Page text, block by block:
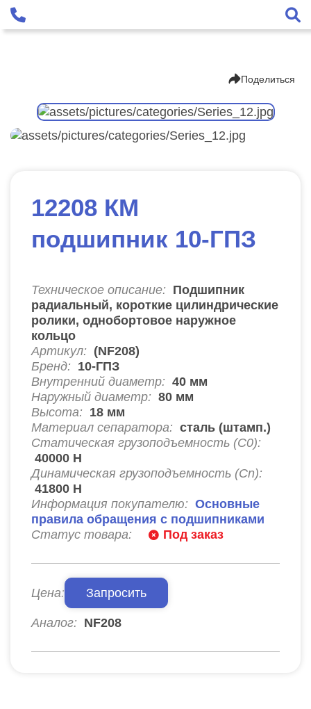
Поделиться
12208 КМ
подшипник 10-ГПЗ
Техническое описание: Подшипник
радиальный, короткие цилиндрические
ролики, однобортовое наружное
кольцо
Артикул: (NF208)
Бренд: 10-ГПЗ
Внутренний диаметр: 40 мм
Наружный диаметр: 80 мм
Высота: 18 мм
Материал сепаратора: сталь (штамп.)
Статическая грузоподъемность (C0):
40000 Н
Динамическая грузоподъемность (Cn):
41800 Н
Информация покупателю: Основные
правила обращения с подшипниками
Статус товара:
Под заказ
Цена: Запросить
Аналог: NF208